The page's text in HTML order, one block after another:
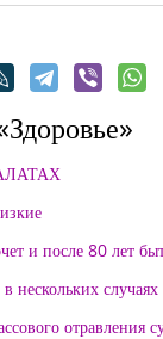
и после 80 лет
случаях
отравления